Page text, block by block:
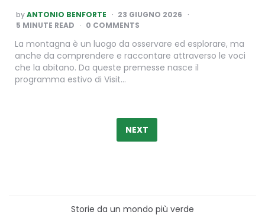
POSTED
BY
byANTONIO BENFORTE
23 GIUGNO 2026
5 MINUTE READ 0 COMMENTS
La montagna è un luogo da osservare ed esplorare, ma
anche da comprendere e raccontare attraverso le voci
che la abitano. Da queste premesse nasce il
programma estivo di Visit…
NEXT
Storie da un mondo più verde